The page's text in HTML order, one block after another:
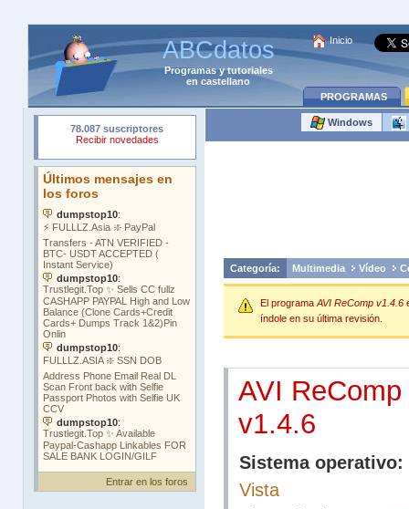
ABCdatos
Programasytutoriales
en castellano
Inicio
PROGRAMAS
Entrar en los foros
Windows
Categoría: Multimedia Vídeo
El programa AVI ReComp v1.4.6
índole en su última revisión.
AVI ReComp
v1.4.6
Sistema operativo:
Vista